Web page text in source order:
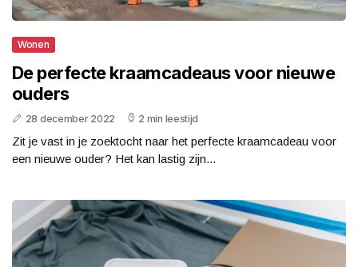
Wonen
De perfecte kraamcadeaus voor nieuwe
ouders
28 december 2022 2 min leestijd
Zit je vast in je zoektocht naar het perfecte kraamcadeau voor
een nieuwe ouder? Het kan lastig zijn...